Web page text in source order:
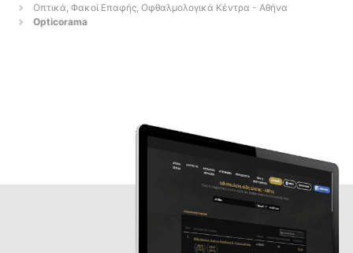
Οπτικά, Φακοί Επαφής, Οφθαλμολογικά Κέντρα - Αθήνα
Opticorama